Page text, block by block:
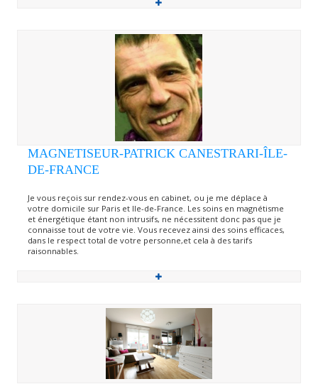
MAGNETISEUR-PATRICK CANESTRARI-ÎLE-
DE-FRANCE
Je vous reçois sur rendez-vous en cabinet, ou je me déplace à
votre domicile sur Paris et Ile-de-France. Les soins en magnétisme
et énergétique étant non intrusifs, ne nécessitent donc pas que je
connaisse tout de votre vie. Vous recevez ainsi des soins efficaces,
dans le respect total de votre personne,et cela à des tarifs
raisonnables.